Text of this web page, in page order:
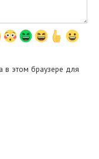
в этом браузере для